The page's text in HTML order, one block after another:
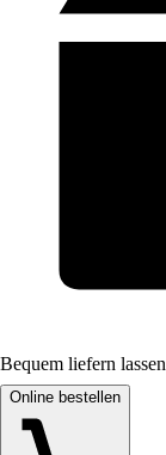
Bequem liefern lassen
Online bestellen